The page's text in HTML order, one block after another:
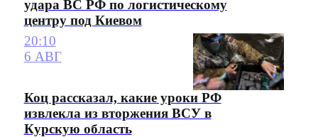
удара ВС РФ по логистическому
центру под Киевом
20:10
6 АВГ
Коц рассказал, какие уроки РФ
извлекла из вторжения ВСУ в
Курскую область